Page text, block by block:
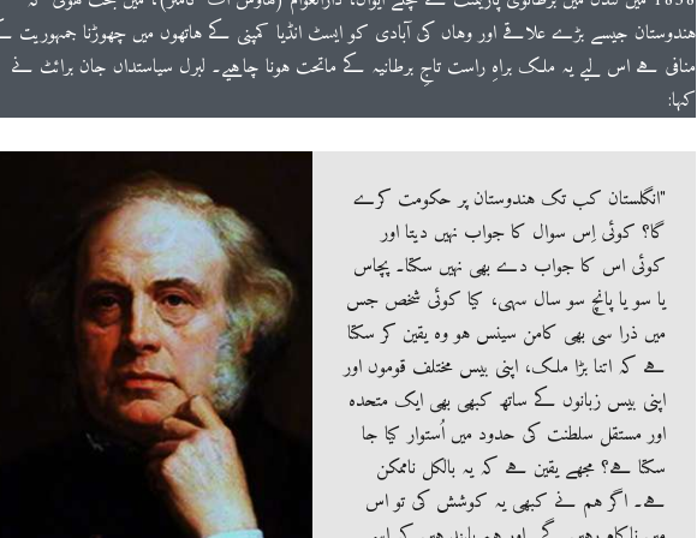
ہندوستان جیسے بڑے علاقے اور وہاں کی آبادی کو ایسٹ انڈیا کمپنی کے ہاتھوں میں چھوڑنا جمہوریت
منافی ہے اس لیے یہ ملک براہِ راست تاجِ برطانیہ کے ماتحت ہونا چاہیے۔ لبرل سیاستداں جان برائٹ نے
کہا:
"انگلستان کب تک ہندوستان پر حکومت کرے
گا؟ کوئی اِس سوال کا جواب نہیں دیتا اور
کوئی اس کا جواب دے بھی نہیں سکتا۔ پچاس
یا سو یا پانچ سو سال سہی، کیا کوئی شخص جس
میں ذرا سی بھی کامن سینس ہو وہ یقین کر سکتا
ہے کہ اتنا بڑا ملک، اپنی بیس مختلف قوموں اور
اپنی بیس زبانوں کے ساتھ کبھی بھی ایک متحدہ
اور مستقل سلطنت کی حدود میں اُستوار کیا جا
سکتا ہے؟ مجھے یقین ہے کہ یہ بالکل ناممکن
ہے۔ اگر ہم نے کبھی یہ کوشش کی تو اس